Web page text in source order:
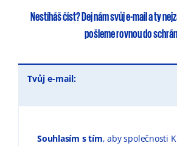
Nestíháš číst?Dej nám svůj e-maila ty
pošleme rovnou do
Tvůj e-mail:
Souhlasím s tím, aby společnosti